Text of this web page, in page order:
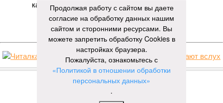
качеству дорог
ЕЩЕ НОВОСТИ
НОВОСТИ ПАРТНЕРОВ
Новости smi2.ru
Продолжая работу с сайтом вы даете
согласие на обработку данных нашим
сайтом и сторонними ресурсами. Вы
можете запретить обработку Cookies в
настройках браузера.
Пожалуйста, ознакомьтесь с
«Политикой в отношении обработки
персональных данных»
.